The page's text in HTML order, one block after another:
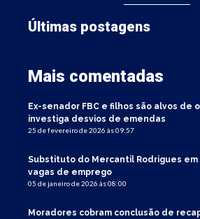
Últimas postagens
Mais comentadas
Ex-senador FBC e filhos são alvos de
investiga desvios de emendas
25 de fevereiro de 2026 às 09:57
Substituto do Mercantil Rodrigues em
vagas de emprego
05 de janeiro de 2026 às 08:00
Moradores cobram conclusão de